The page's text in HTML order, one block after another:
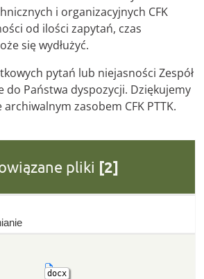
i organizacyjnych CFK
od ilości zapytań, czas
się wydłużyć.
pytań lub niejasności Zespół
do Państwa dyspozycji. Dziękujemy
zasobem CFK PTTK.
pliki [2]
docx